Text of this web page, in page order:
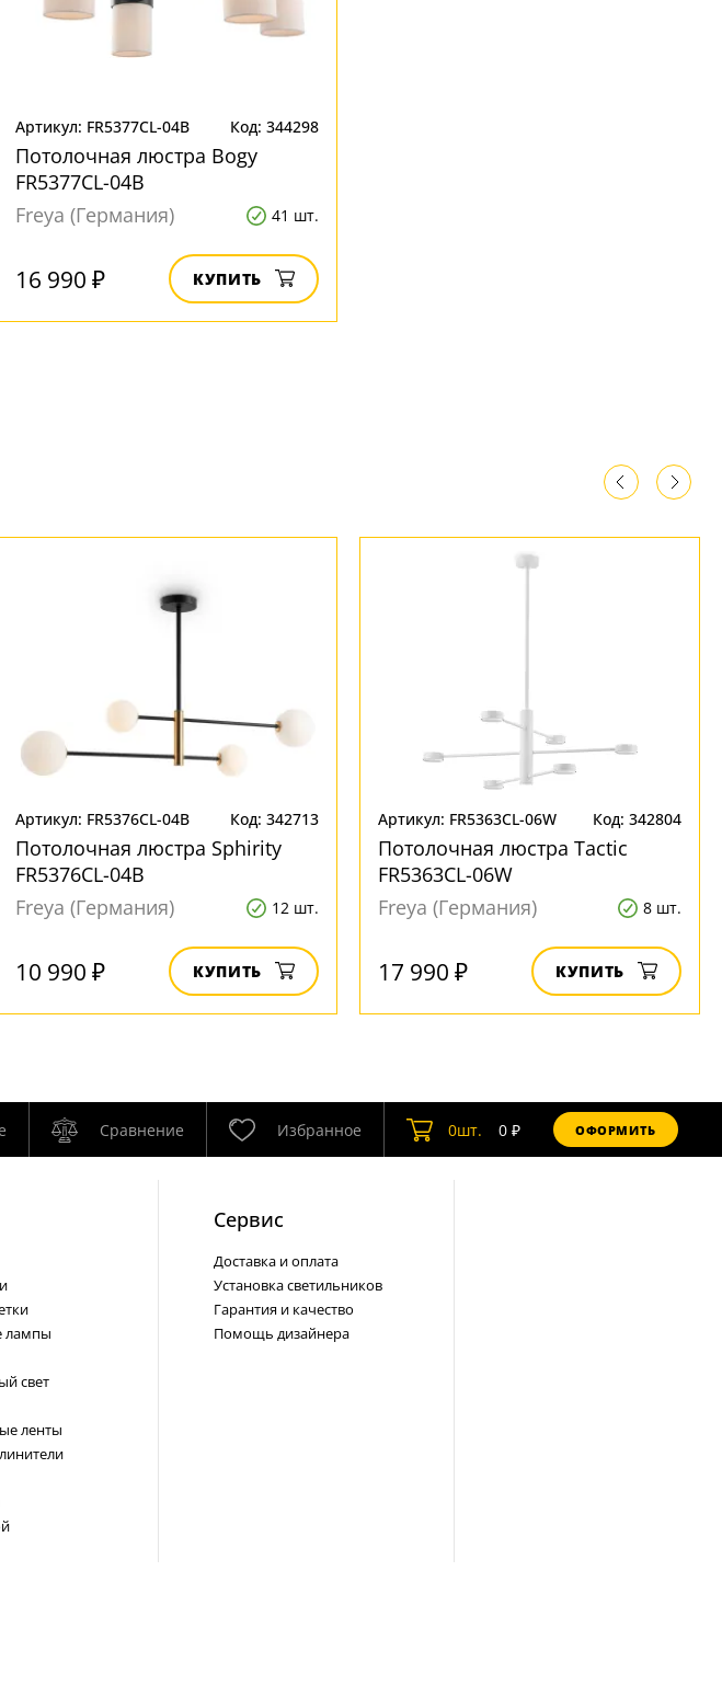
Артикул: FR5377CL-04B Код: 344298
Потолочная люстра Bogy
FR5377CL-04B
Freya (Германия)
41 шт.
16 990 ₽ КУПИТЬ
Артикул: FR5376CL-04B Код: 342713
Потолочная люстра Sphirity
FR5376CL-04B
Freya (Германия)
12 шт.
10 990 ₽ КУПИТЬ
Артикул: FR5363CL-06W Код: 342804
Потолочная люстра Tactic
FR5363CL-06W
Freya (Германия)
8 шт.
17 990 ₽ КУПИТЬ
Сравнение Избранное 0шт. 0₽ ОФОРМИТЬ
лампы
свет
ленты
Сервис
Доставка и оплата
Установка светильников
Гарантия и качество
Помощь дизайнера